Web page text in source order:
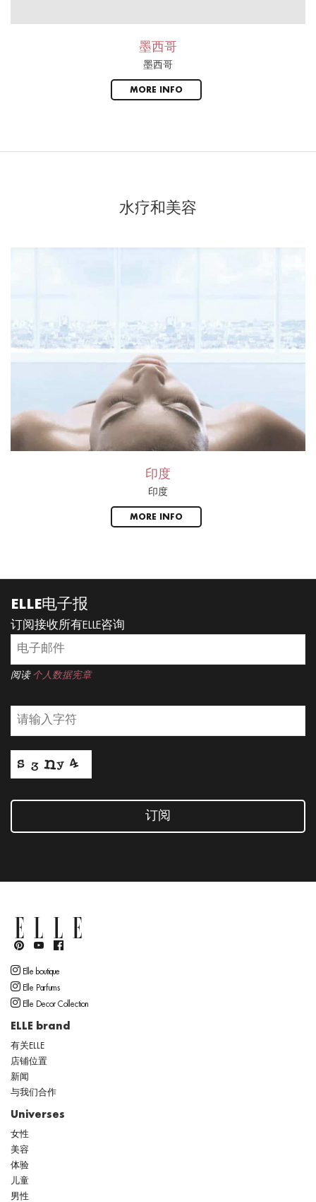
墨西哥
墨西哥
MORE INFO
水疗和美容
印度
印度
MORE INFO
ELLE电子报
订阅接收所有ELLE咨询
阅读 个人数据宪章
订阅
Elle boutique
Elle Parfums
Elle Decor Collection
ELLE brand
有关ELLE
店铺位置
新闻
与我们合作
Universes
女性
美容
体验
儿童
男性